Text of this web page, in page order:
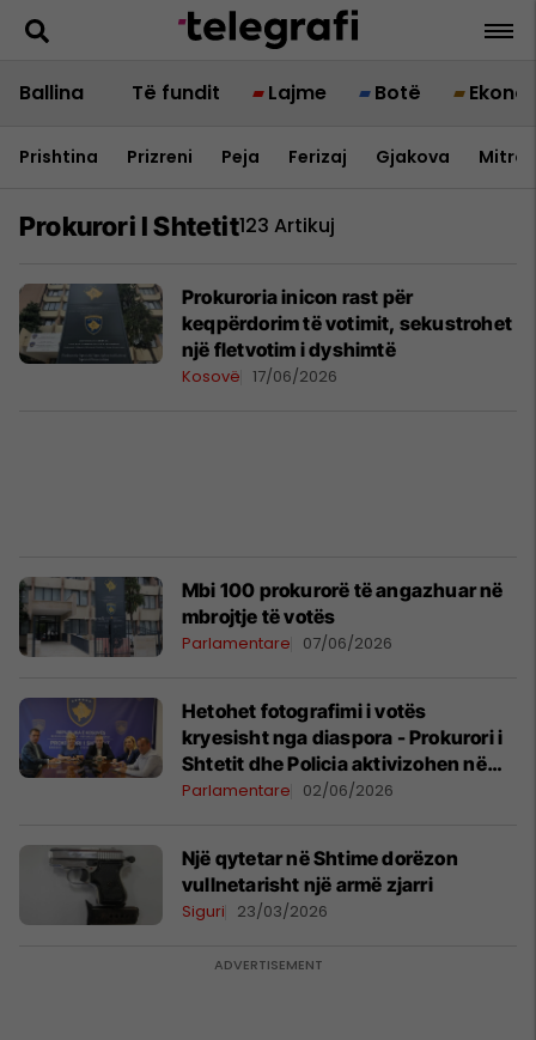
Ballina Të fundit Lajme Botë
Prishtina Prizreni Peja Ferizaj Gjakova
Prokurori I Shtetit123 Artikuj
Prokuroria inicon rast për
keqpërdorim të votimit, sekustrohet
një fletvotim i dyshimtë
Kosovë 17/06/2026
Mbi 100 prokurorë të angazhuar në
mbrojtje të votës
Parlamentare 07/06/2026
Hetohet fotografimi i votës
kryesisht nga diaspora - Prokurori i
Shtetit dhe Policia aktivizohen në
parandalimin e keqpërdorimeve të
Parlamentare 02/06/2026
Një qytetar në Shtime dorëzon
vullnetarisht një armë zjarri
Siguri 23/03/2026